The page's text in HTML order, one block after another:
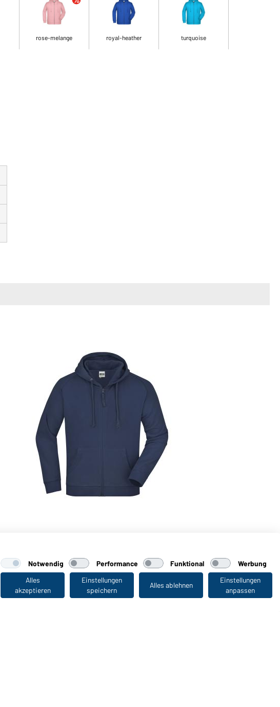
rose-melange royal-heather turquoise
Zuletzt angesehen
Notwendig Performance Funktional
Werbung
Alles
akzeptieren
Einstellungen
speichern
Alles ablehnen
Einstellungen
anpassen